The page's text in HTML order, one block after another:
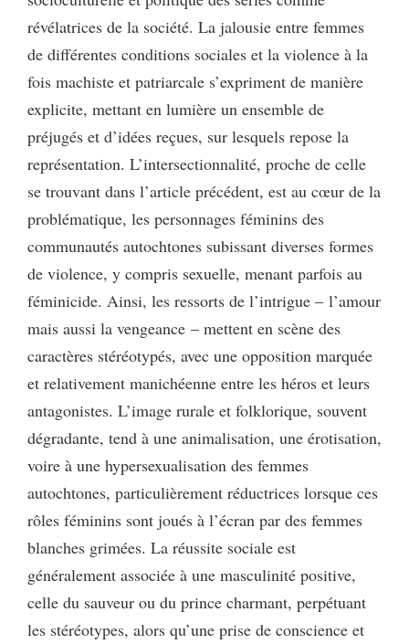
révélatrices de la société. La jalousie entre femmes
de différentes conditions sociales et la violence à la
fois machiste et patriarcale s’expriment de manière
explicite, mettant en lumière un ensemble de
préjugés et d’idées reçues, sur lesquels repose la
représentation. L’intersectionnalité, proche de celle
se trouvant dans l’article précédent, est au cœur de la
problématique, les personnages féminins des
communautés autochtones subissant diverses formes
de violence, y compris sexuelle, menant parfois au
féminicide. Ainsi, les ressorts de l’intrigue – l’amour
mais aussi la vengeance – mettent en scène des
caractères stéréotypés, avec une opposition marquée
et relativement manichéenne entre les héros et leurs
antagonistes. L’image rurale et folklorique, souvent
dégradante, tend à une animalisation, une érotisation,
voire à une hypersexualisation des femmes
autochtones, particulièrement réductrices lorsque ces
rôles féminins sont joués à l’écran par des femmes
blanches grimées. La réussite sociale est
généralement associée à une masculinité positive,
celle du sauveur ou du prince charmant, perpétuant
les stéréotypes, alors qu’une prise de conscience et